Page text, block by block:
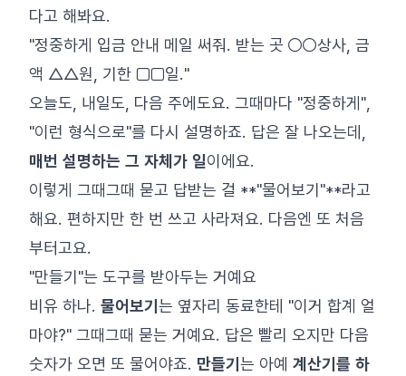
다고 해봐요.
"정중하게 입금 안내 메일 써줘. 받는 곳 ○○상사, 금
액 △△원, 기한 □□일."
오늘도, 내일도, 다음 주에도요. 그때마다 "정중하게",
"이런 형식으로"를 다시 설명하죠. 답은 잘 나오는데,
매번 설명하는 그 자체가 일이에요.
이렇게 그때그때 묻고 답받는 걸 **"물어보기"**라고
해요. 편하지만 한 번 쓰고 사라져요. 다음엔 또 처음
부터고요.
"만들기"는 도구를 받아두는 거예요
비유 하나. 물어보기 는 옆자리 동료한테 "이거 합계 얼
마야?" 그때그때 묻는 거예요. 답은 빨리 오지만 다음
숫자가 오면 또 물어야죠. 만들기 는 아예 계산기를 하